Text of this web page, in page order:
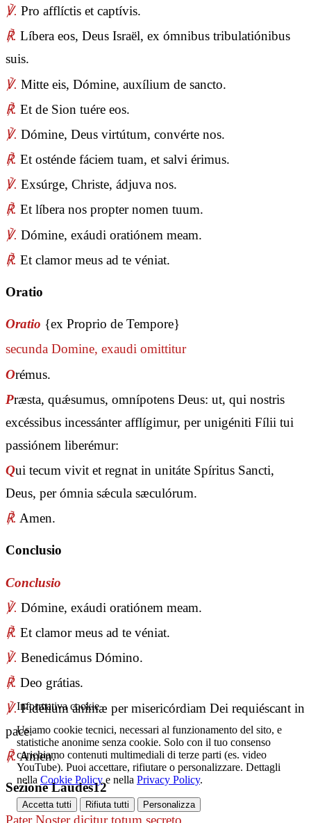
℣. Pro afflíctis et captívis.
℟. Líbera eos, Deus Israël, ex ómnibus tribulatiónibus
suis.
℣. Mitte eis, Dómine, auxílium de sancto.
℟. Et de Sion tuére eos.
℣. Dómine, Deus virtútum, convérte nos.
℟. Et osténde fáciem tuam, et salvi érimus.
℣. Exsúrge, Christe, ádjuva nos.
℟. Et líbera nos propter nomen tuum.
℣. Dómine, exáudi oratiónem meam.
℟. Et clamor meus ad te véniat.
Oratio
Oratio {ex Proprio de Tempore}
secunda Domine, exaudi omittitur
Orémus.
Præsta, quǽsumus, omnípotens Deus: ut, qui nostris
excéssibus incessánter afflígimur, per unigéniti Fílii tui
passiónem liberémur:
Qui tecum vivit et regnat in unitáte Spíritus Sancti,
Deus, per ómnia sǽcula sæculórum.
℟. Amen.
Conclusio
Conclusio
℣. Dómine, exáudi oratiónem meam.
℟. Et clamor meus ad te véniat.
℣. Benedicámus Dómino.
℟. Deo grátias.
℣.Fidélium ánimæ per misericórdiam Dei requiéscant in
pace.
℟.Amen.
Sezione Laudes12
Pater Nosterdicitur totum secreto.
Informativa cookie
Usiamo cookie tecnici, necessari al funzionamento del sito, e
statistiche anonime senza cookie. Solo con il tuo consenso
carichiamo contenuti multimediali di terze parti (es. video
YouTube). Puoi accettare, rifiutare o personalizzare. Dettagli
nella Cookie Policy e nella Privacy Policy.
Accetta tutti Rifiuta tutti Personalizza